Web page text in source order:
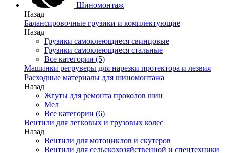
Шиномонтаж
Назад
Балансировочные грузики и комплектующие
Назад
Грузики самоклеющиеся свинцовые
Грузики самоклеющиеся стальные
Все категории (5)
Машинки регруверы для нарезки протектора и лезвия
Расходные материалы для шиномонтажа
Назад
Жгуты для ремонта проколов шин
Мел
Все категории (6)
Вентили для легковых и грузовых колес
Назад
Вентили для мотоциклов и скутеров
Вентили для сельскохозяйственной и спецтехники